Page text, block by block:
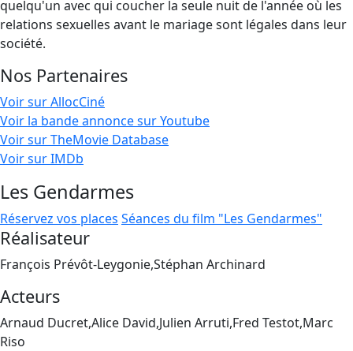
quelqu'un avec qui coucher la seule nuit de l'année où les
relations sexuelles avant le mariage sont légales dans leur
société.
Nos Partenaires
Voir sur AllocCiné
Voir la bande annonce sur Youtube
Voir sur TheMovie Database
Voir sur IMDb
Les Gendarmes
Réservez vos places Séances du film "Les Gendarmes"
Réalisateur
François Prévôt-Leygonie,Stéphan Archinard
Acteurs
Arnaud Ducret,Alice David,Julien Arruti,Fred Testot,Marc
Riso